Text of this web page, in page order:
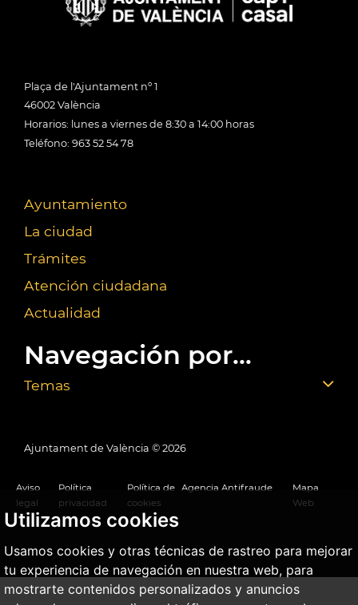
Utilizamos cookies
Usamos cookies y otras técnicas de rastreo para mejorar
tu experiencia de navegación en nuestra web, para
mostrarte contenidos personalizados y anuncios
Plaça de l'Ajuntament nº 1
46002 València
Horarios: lunes a viernes de 8:30 a 14:00 horas
Teléfono: 963 52 54 78
Ayuntamiento
La ciudad
Trámites
Atención ciudadana
Actualidad
Navegación por...
Temas
Ajuntament de València © 2026
Aviso
legal
Política
privacidad
Política de
cookies
Agencia Antifraude
Mapa
Web